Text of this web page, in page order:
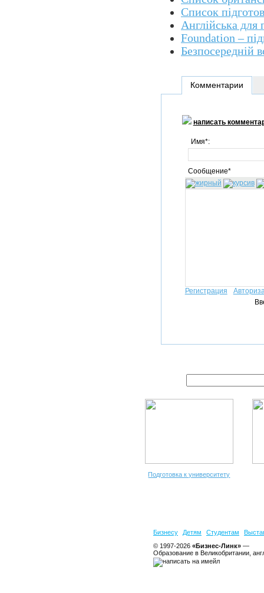
Список
Англійська для
Foundation –
Безпосередній
Комментарии
написать
Имя*:
Сообщение*
Регистрация
Подготовка к университету
Бизнесу Детям Студентам
© 1997-2026 «Бизнес-Линк» —
Образование в Великобритании,